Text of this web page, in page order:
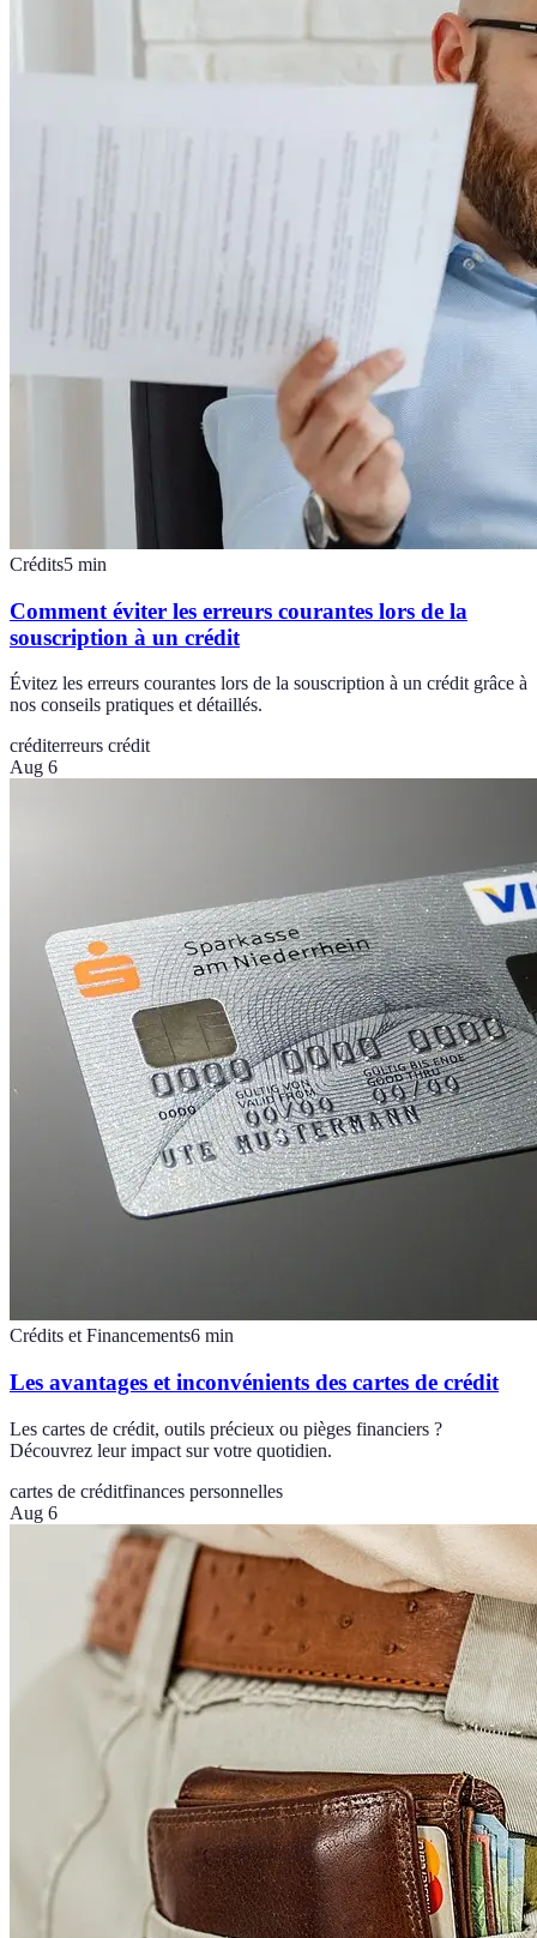
Crédits5 min
Comment éviter les erreurs courantes lors de la
souscription à un crédit
Évitez les erreurs courantes lors de la souscription à un crédit grâce à
nos conseils pratiques et détaillés.
créditerreurs crédit
Aug 6
Crédits et Financements6 min
Les avantages et inconvénients des cartes de crédit
Les cartes de crédit, outils précieux ou pièges financiers ?
Découvrez leur impact sur votre quotidien.
cartes de créditfinances personnelles
Aug 6